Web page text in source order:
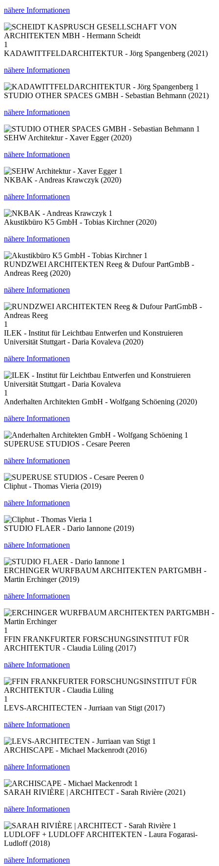
nähere Informationen
1
KADAWITTFELDARCHITEKTUR - Jörg Spangenberg (2021)
nähere Informationen
1
STUDIO OTHER SPACES GMBH - Sebastian Behmann (2021)
nähere Informationen
1
SEHW Architektur - Xaver Egger (2020)
nähere Informationen
1
NKBAK - Andreas Krawczyk (2020)
nähere Informationen
1
Akustikbüro K5 GmbH - Tobias Kirchner (2020)
nähere Informationen
1
RUNDZWEI ARCHITEKTEN Reeg & Dufour PartGmbB -
Andreas Reeg (2020)
nähere Informationen
1
ILEK - Institut für Leichtbau Entwerfen und Konstruieren
Universität Stuttgart - Daria Kovaleva (2020)
nähere Informationen
1
Anderhalten Architekten GmbH - Wolfgang Schöening (2020)
nähere Informationen
1
SUPERUSE STUDIOS - Cesare Peeren
nähere Informationen
0
Cliphut - Thomas Vieria (2019)
nähere Informationen
1
STUDIO FLAER - Dario Iannone (2019)
nähere Informationen
1
ERCHINGER WURFBAUM ARCHITEKTEN PARTGMBH -
Martin Erchinger (2019)
nähere Informationen
1
FFIN FRANKFURTER FORSCHUNGSINSTITUT FÜR
ARCHITEKTUR - Claudia Lüling (2017)
nähere Informationen
1
LEVS-ARCHITECTEN - Jurriaan van Stigt (2017)
nähere Informationen
1
ARCHISCAPE - Michael Mackenrodt (2016)
nähere Informationen
1
SARAH RIVIÈRE | ARCHITECT - Sarah Rivière (2021)
nähere Informationen
1
LUDLOFF + LUDLOFF ARCHITEKTEN - Laura Fogarasi-
Ludloff (2018)
nähere Informationen